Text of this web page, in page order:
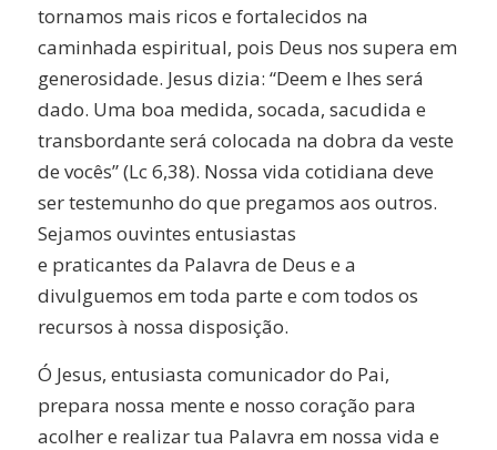
tornamos mais ricos e fortalecidos na
caminhada espiritual, pois Deus nos supera em
generosidade. Jesus dizia: “Deem e lhes será
dado. Uma boa medida, socada, sacudida e
transbordante será colocada na dobra da veste
de vocês” (Lc 6,38). Nossa vida cotidiana deve
ser testemunho do que pregamos aos outros.
Sejamos ouvintes entusiastas
e praticantes da Palavra de Deus e a
divulguemos em toda parte e com todos os
recursos à nossa disposição.
Ó Jesus, entusiasta comunicador do Pai,
prepara nossa mente e nosso coração para
acolher e realizar tua Palavra em nossa vida e